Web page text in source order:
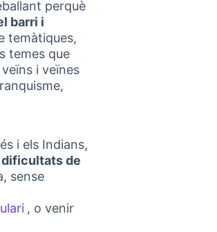
perquè
barri i
temàtiques,
temes que
i veïnes
i els Indians,
dificultats de
sense
(Obrir en una pestanya nova)
, o venir